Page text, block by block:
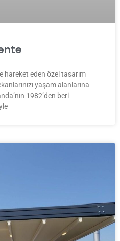
hareket eden özel tasarım
yaşam alanlarına
1982’den beri